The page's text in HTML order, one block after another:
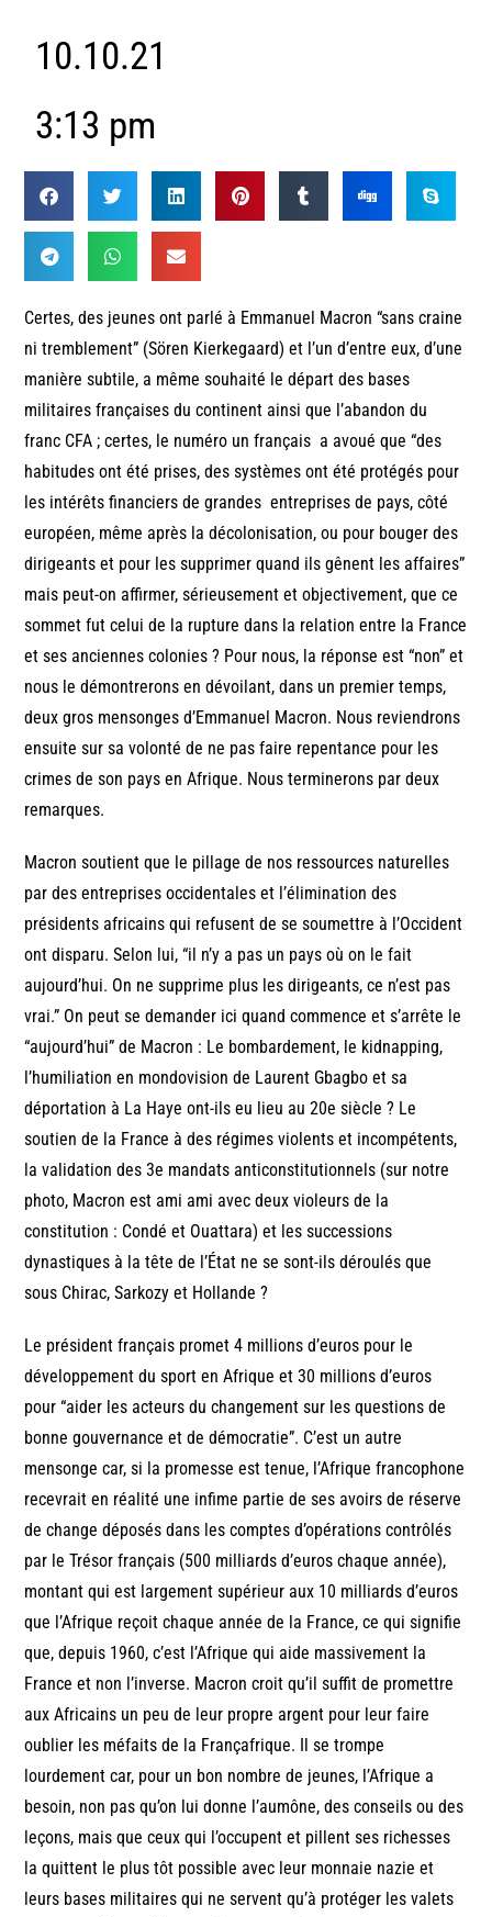
10.10.21
3:13 pm
Certes, des jeunes ont parlé à Emmanuel Macron “sans craine
ni tremblement” (Sören Kierkegaard) et l’un d’entre eux, d’une
manière subtile, a même souhaité le départ des bases
militaires françaises du continent ainsi que l’abandon du
franc CFA ; certes, le numéro un français a avoué que “des
habitudes ont été prises, des systèmes ont été protégés pour
les intérêts financiers de grandes entreprises de pays, côté
européen, même après la décolonisation, ou pour bouger des
dirigeants et pour les supprimer quand ils gênent les affaires”
mais peut-on affirmer, sérieusement et objectivement, que ce
sommet fut celui de la rupture dans la relation entre la France
et ses anciennes colonies ? Pour nous, la réponse est “non” et
nous le démontrerons en dévoilant, dans un premier temps,
deux gros mensonges d’Emmanuel Macron. Nous reviendrons
ensuite sur sa volonté de ne pas faire repentance pour les
crimes de son pays en Afrique. Nous terminerons par deux
remarques.
Macron soutient que le pillage de nos ressources naturelles
par des entreprises occidentales et l’élimination des
présidents africains qui refusent de se soumettre à l’Occident
ont disparu. Selon lui, “il n’y a pas un pays où on le fait
aujourd’hui. On ne supprime plus les dirigeants, ce n’est pas
vrai.” On peut se demander ici quand commence et s’arrête le
“aujourd’hui” de Macron : Le bombardement, le kidnapping,
l’humiliation en mondovision de Laurent Gbagbo et sa
déportation à La Haye ont-ils eu lieu au 20e siècle ? Le
soutien de la France à des régimes violents et incompétents,
la validation des 3e mandats anticonstitutionnels (sur notre
photo, Macron est ami ami avec deux violeurs de la
constitution : Condé et Ouattara) et les successions
dynastiques à la tête de l’État ne se sont-ils déroulés que
sous Chirac, Sarkozy et Hollande ?
Le président français promet 4 millions d’euros pour le
développement du sport en Afrique et 30 millions d’euros
pour “aider les acteurs du changement sur les questions de
bonne gouvernance et de démocratie”. C’est un autre
mensonge car, si la promesse est tenue, l’Afrique francophone
recevrait en réalité une infime partie de ses avoirs de réserve
de change déposés dans les comptes d’opérations contrôlés
par le Trésor français (500 milliards d’euros chaque année),
montant qui est largement supérieur aux 10 milliards d’euros
que l’Afrique reçoit chaque année de la France, ce qui signifie
que, depuis 1960, c’est l’Afrique qui aide massivement la
France et non l’inverse. Macron croit qu’il suffit de promettre
aux Africains un peu de leur propre argent pour leur faire
oublier les méfaits de la Françafrique. Il se trompe
lourdement car, pour un bon nombre de jeunes, l’Afrique a
besoin, non pas qu’on lui donne l’aumône, des conseils ou des
leçons, mais que ceux qui l’occupent et pillent ses richesses
la quittent le plus tôt possible avec leur monnaie nazie et
leurs bases militaires qui ne servent qu’à protéger les valets